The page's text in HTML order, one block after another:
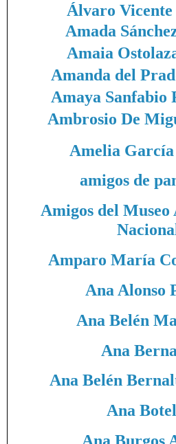
Álvaro Vicente
Amada
Amaia
Amanda del
Amaya Sanfabio
Ambrosio De
Amelia
amigos de
Amigos del
Amparo María
Ana Alonso
Ana Belén
Ana
Ana Belén
Ana